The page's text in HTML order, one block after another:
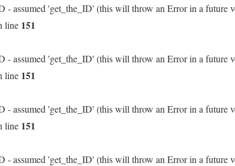
- assumed 'get_the_ID' (this will throw an Error in a future
line 151
- assumed 'get_the_ID' (this will throw an Error in a future
line 151
- assumed 'get_the_ID' (this will throw an Error in a future
line 151
- assumed 'get_the_ID' (this will throw an Error in a future